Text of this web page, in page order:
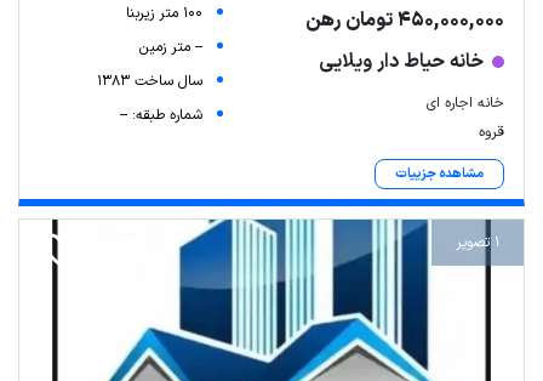
Leaflet | Map data ©ariamarz.com
450,000,000 تومان رهن
خانه حیاط دار ویلایی
خانه اجاره ای
قروه
مشاهده جزییات
100 متر زیربنا
-- متر زمین
سال ساخت 1383
شماره طبقه: --
1 تصویر